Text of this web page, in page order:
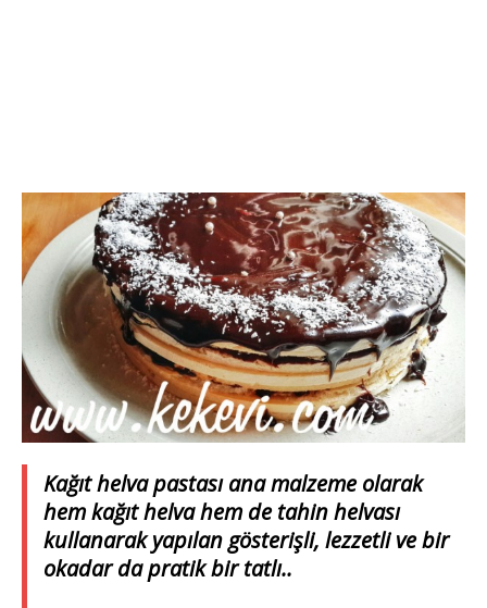
Kağıt helva pastası ana malzeme olarak
hem kağıt helva hem de tahin helvası
kullanarak yapılan gösterişli, lezzetli ve bir
okadar da pratik bir tatlı..